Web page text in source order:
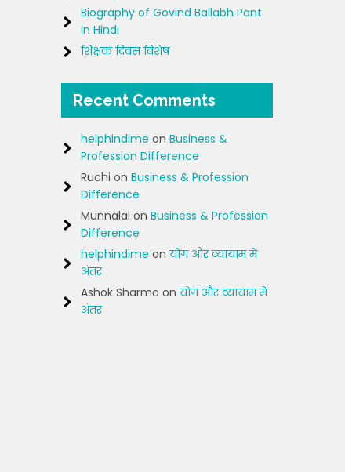
Biography of Govind Ballabh Pant
in Hindi
शिक्षक दिवस विशेष
Recent Comments
helphindime on Business &
Profession Difference
Ruchi on Business & Profession
Difference
Munnalal on Business & Profession
Difference
helphindime on योग और व्यायाम में
अंतर
Ashok Sharma on योग और व्यायाम में
अंतर